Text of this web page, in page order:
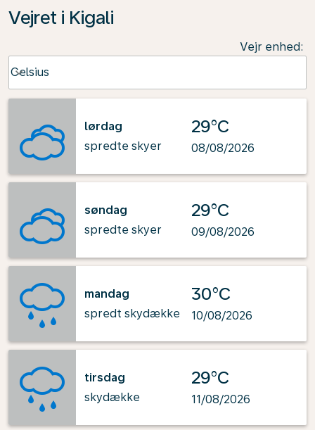
Vejret i Kigali
Vejr enhed:
Celsius
keyboard_arrow_down
lørdag
spredte skyer
29°C
08/08/2026
søndag
spredte skyer
29°C
09/08/2026
mandag
spredt skydække
30°C
10/08/2026
tirsdag
skydække
29°C
11/08/2026